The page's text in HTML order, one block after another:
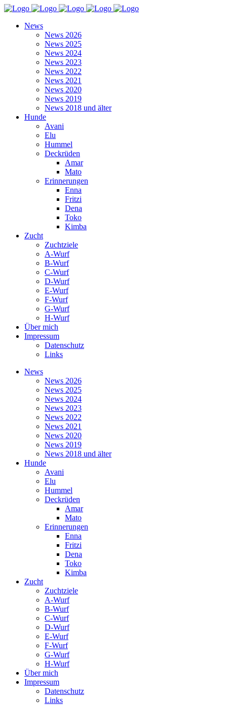
News
News 2026
News 2025
News 2024
News 2023
News 2022
News 2021
News 2020
News 2019
News 2018 und älter
Hunde
Avani
Elu
Hummel
Deckrüden
Amar
Mato
Erinnerungen
Enna
Fritzi
Dena
Toko
Kimba
Zucht
Zuchtziele
A-Wurf
B-Wurf
C-Wurf
D-Wurf
E-Wurf
F-Wurf
G-Wurf
H-Wurf
Über mich
Impressum
Datenschutz
Links
News
News 2026
News 2025
News 2024
News 2023
News 2022
News 2021
News 2020
News 2019
News 2018 und älter
Hunde
Avani
Elu
Hummel
Deckrüden
Amar
Mato
Erinnerungen
Enna
Fritzi
Dena
Toko
Kimba
Zucht
Zuchtziele
A-Wurf
B-Wurf
C-Wurf
D-Wurf
E-Wurf
F-Wurf
G-Wurf
H-Wurf
Über mich
Impressum
Datenschutz
Links